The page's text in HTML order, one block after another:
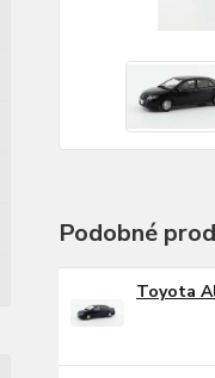
Podobné
Toyota